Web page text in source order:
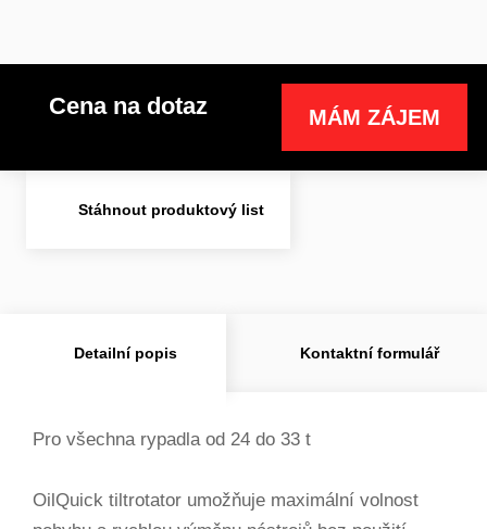
Cena na dotaz MÁM ZÁJEM
Stáhnout produktový list
Detailní popis Kontaktní formulář
Pro všechna rypadla od 24 do 33 t
OilQuick tiltrotator umožňuje maximální volnost